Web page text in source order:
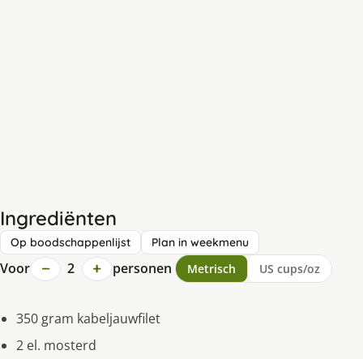
Ingrediënten
Op boodschappenlijst Plan in weekmenu
Voor − 2 + personen Metrisch US cups/oz
350 gram kabeljauwfilet
2 el. mosterd